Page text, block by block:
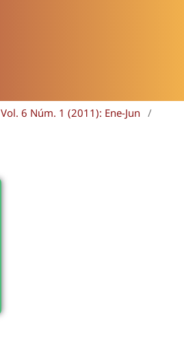
Vol. 6 Núm. 1 (2011): Ene-Jun
/